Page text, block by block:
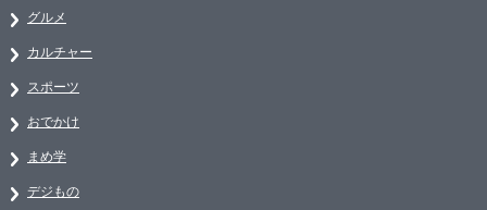
グルメ
カルチャー
スポーツ
おでかけ
まめ学
デジもの